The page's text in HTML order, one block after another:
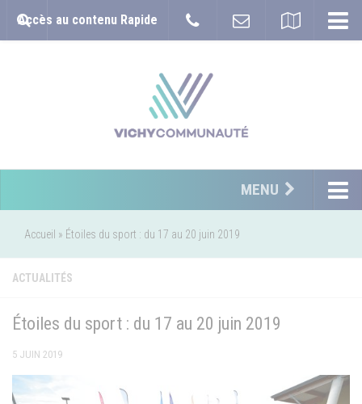
Accès au contenu Rapide
MENU
Accueil » Étoiles du sport : du 17 au 20 juin 2019
ACTUALITÉS
Étoiles du sport : du 17 au 20 juin 2019
5 JUIN 2019